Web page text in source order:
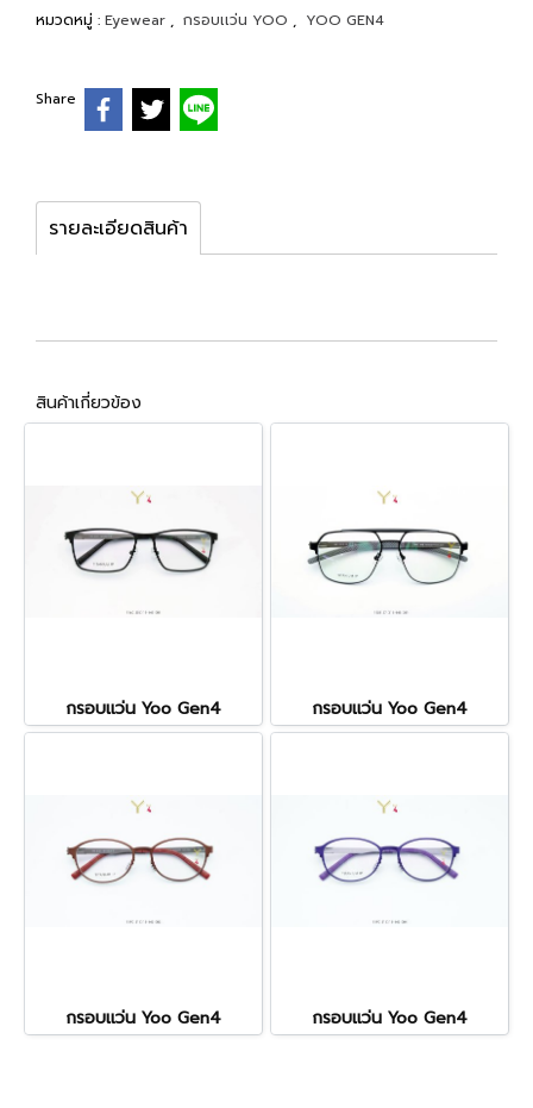
หมวดหมู่ : Eyewear , กรอบเเว่น YOO , YOO GEN4
Share
รายละเอียดสินค้า
สินค้าเกี่ยวข้อง
กรอบแว่น Yoo Gen4 กรอบแว่น Yoo Gen4
กรอบแว่น Yoo Gen4 กรอบแว่น Yoo Gen4